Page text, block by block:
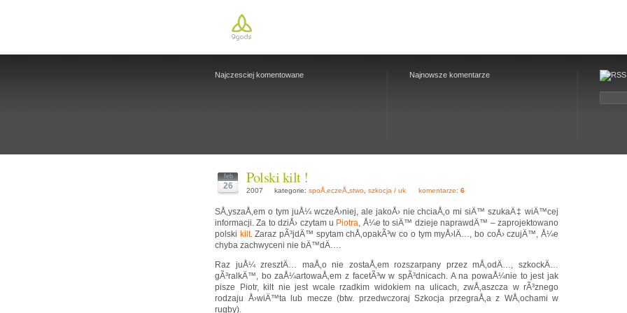
Najczesciej komentowane Najnowsze komentarze
feb
26 Polski kilt !
2007 kategorie: spoÅ‚eczeÅ„stwo szkocja / uk komentarze: 6
SÅ‚yszaÅ‚em o tym juÅ¼ wczeÅ›niej, ale jakoÅ› nie chciaÅ‚o mi siÄ™ szukaÄ‡ wiÄ™cej
informacji. Za to dziÅ› czytam u Piotra, Å¼e to siÄ™ dzieje naprawdÄ™ – zaprojektowano
polski kilt. Zaraz pÃ³jdÄ™ spytam chÅ‚opakÃ³w co o tym myÅ›lÄ…, bo coÅ› czujÄ™, Å¼e
chyba zachwyceni nie bÄ™dÄ….
Raz juÅ¼ zresztÄ… maÅ‚o nie zostaÅ‚em rozszarpany przez mÅ‚odÄ…, szkockÄ…
gÃ³ralkÄ™, bo zaÅ¼artowaÅ‚em z facetÃ³w w spÃ³dnicach. A na powaÅ¼nie to jest jak
pisze Piotr, kilt nie jest wcale rzadkim widokiem na ulicach, zwÅ‚aszcza w rÃ³znego
rodzaju Å›wiÄ™ta lub mecze (btw. przedwczoraj Szkocja przegraÅ‚a z WÅ‚ochami w
rugby).